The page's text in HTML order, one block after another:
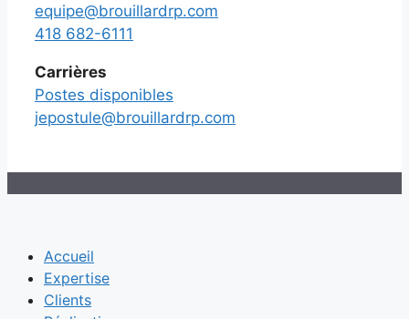
equipe@brouillardrp.com
418 682-6111
Carrières
Postes disponibles
jepostule@brouillardrp.com
Accueil
Expertise
Clients